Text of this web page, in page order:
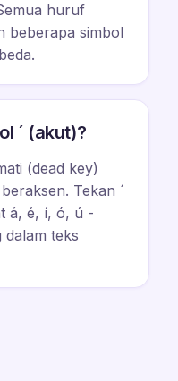
huruf
beberapa simbol
´ (akut)?
(dead key)
Tekan ´
á, é, í, ó, ú -
teks